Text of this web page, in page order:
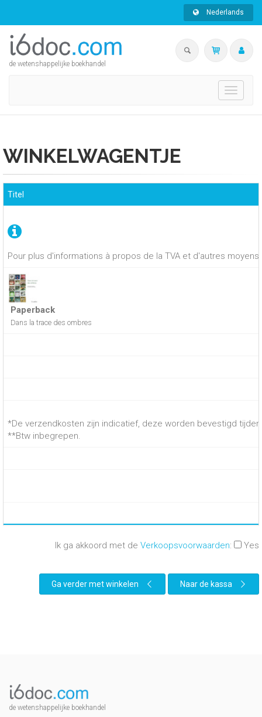
Nederlands
de wetenshappelijke boekhandel
Toggle
WINKELWAGENTJE
Pour plus d'informations à propos de la TVA et d'autres
Titel
Paperback
Dans la trace des ombres
*De verzendkosten zijn indicatief, deze worden bevestigd
**Btw inbegrepen.
Ik ga akkoord met de Verkoopsvoorwaarden: Yes
Ga verder met winkelen Naar de kassa
de wetenshappelijke boekhandel